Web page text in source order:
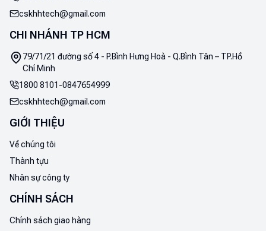
cskhhtech@gmail.com
CHI NHÁNH TP HCM
79/71/21 đường số 4 - P.Bình Hưng Hoà - Q.Bình Tân – TP.Hồ
Chí Minh
1800 8101 -0847654999
cskhhtech@gmail.com
GIỚI THIỆU
Về chúng tôi
Thành tựu
Nhân sự công ty
CHÍNH SÁCH
Chính sách giao hàng